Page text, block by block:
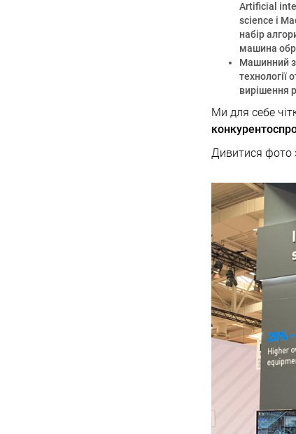
Artificial
science і
набір
машина
Машинний
технології
вирішення
Ми для себе
Дивитися фото